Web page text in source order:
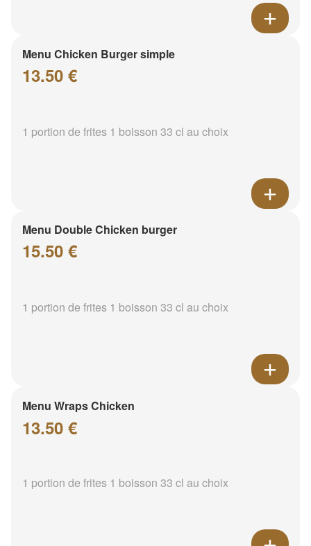
Menu Chicken Burger simple
13.50 €
1 portion de frites 1 boisson 33 cl au choix
Menu Double Chicken burger
15.50 €
1 portion de frites 1 boisson 33 cl au choix
Menu Wraps Chicken
13.50 €
1 portion de frites 1 boisson 33 cl au choix